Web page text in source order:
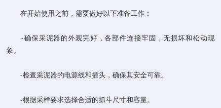
在开始使用之前，需要做好以下准备工作：
-确保采泥器的外观完好，各部件连接牢固，无损坏和松动现
象。
-检查采泥器的电源线和插头，确保其安全可靠。
-根据采样要求选择合适的抓斗尺寸和容量。